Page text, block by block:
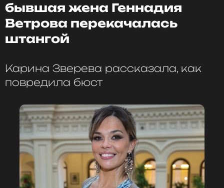
бывшая жена Геннадия
Ветрова перекачалась
штангой
Карина Зверева рассказала, как
повредила бюст